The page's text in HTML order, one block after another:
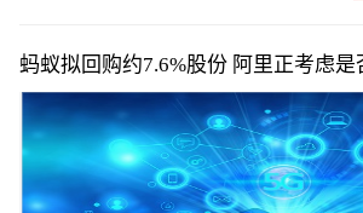
蚂蚁拟回购约7.6%股份 阿里正考虑是